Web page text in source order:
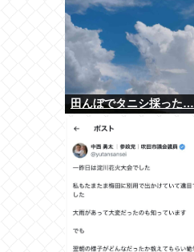
田んぼでタニシ採った…